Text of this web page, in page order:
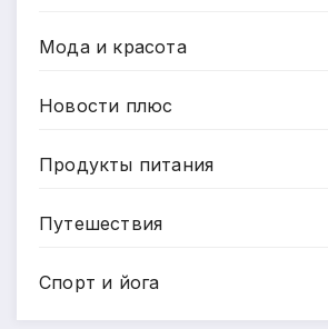
Мода и красота
Новости плюс
Продукты питания
Путешествия
Спорт и йога